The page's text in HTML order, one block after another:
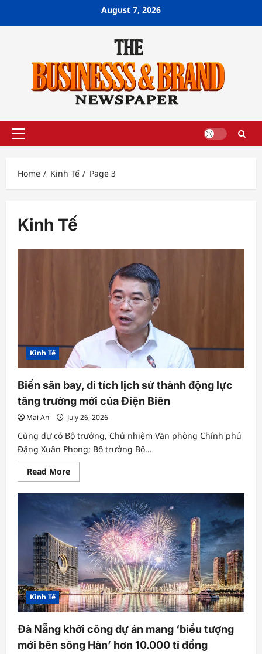
August 7, 2026
Primary
Home
Kinh Tế Page 3
Kinh Tế
Kinh Tế
Biến sân bay, di tích lịch sử thành động lực
tăng trưởng mới của Điện Biên
Mai An July 26, 2026
Cùng dự có Bộ trưởng, Chủ nhiệm Văn phòng Chính phủ
Đặng Xuân Phong; Bộ trưởng Bộ...
Read MoreRead
more
Biến
di
tích
lịch
sử
thành
động
lực
tăng
trưởng
mới
của
Điện
Kinh Tế
Đà Nẵng khởi công dự án mang ‘biểu tượng
mới bên sông Hàn’ hơn 10.000 tỉ đồng